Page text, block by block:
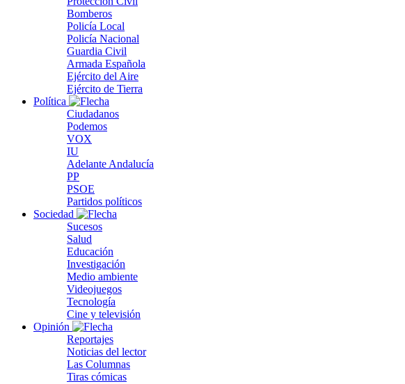
Bomberos
Policía Local
Policía Nacional
Guardia Civil
Armada Española
Ejército del Aire
Ejército de Tierra
Política
Ciudadanos
Podemos
VOX
IU
Adelante Andalucía
PP
PSOE
Partidos políticos
Sociedad
Sucesos
Salud
Educación
Investigación
Medio ambiente
Videojuegos
Tecnología
Cine y televisión
Opinión
Reportajes
Noticias del lector
Las Columnas
Tiras cómicas